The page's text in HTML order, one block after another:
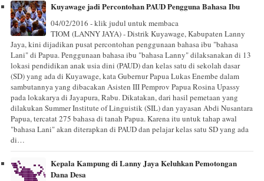
Kuyawage jadi Percontohan PAUD Pengguna Bahasa Ibu
04/02/2016 - klik judul untuk membaca
TIOM (LANNY JAYA) - Distrik Kuyawage, Kabupaten Lanny
Jaya, kini dijadikan pusat percontohan penggunaan bahasa ibu "bahasa
Lani" di Papua. Penggunaan bahasa ibu "bahasa Lanny" dilaksanakan di 13
lokasi pendidikan anak usia dini (PAUD) dan kelas satu di sekolah dasar
(SD) yang ada di Kuyawage, kata Gubernur Papua Lukas Enembe dalam
sambutannya yang dibacakan Asisten III Pemprov Papua Rosina Upassy
pada lokakarya di Jayapura, Rabu. Dikatakan, dari hasil pemetaan yang
dilakukan Summer Institute of Linguistik (SIL) dan yayasan Abdi Nusantara
Papua, tercatat 275 bahasa di tanah Papua. Karena itu untuk tahap awal
"bahasa Lani" akan diterapkan di PAUD dan pelajar kelas satu SD yang ada
di…
Kepala Kampung di Lanny Jaya Keluhkan Pemotongan
Dana Desa